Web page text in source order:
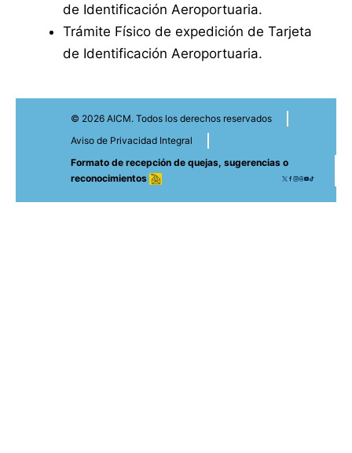
de Identificación Aeroportuaria.
Trámite Físico de expedición de Tarjeta
de Identificación Aeroportuaria.
© 2026 AICM. Todos los derechos reservados
Aviso de Privacidad Integral
Formato de recepción de quejas, sugerencias o
reconocimientos